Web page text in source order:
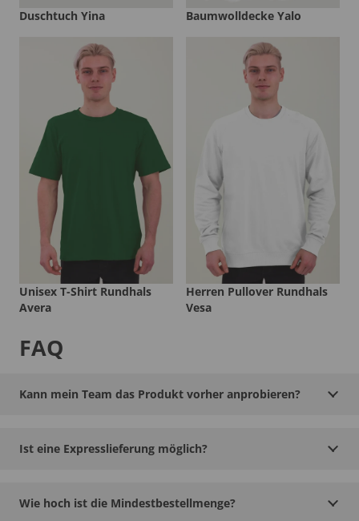
Duschtuch Yina Baumwolldecke Yalo
Unisex T-Shirt Rundhals
Avera
Herren Pullover Rundhals
Vesa
FAQ
Kann mein Team das Produkt vorher anprobieren?
Ist eine Expresslieferung möglich?
Wie hoch ist die Mindestbestellmenge?